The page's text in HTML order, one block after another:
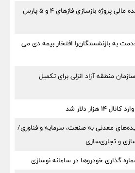
بانک تجارت، تأمین‌کننده مالی پروژه بازسازی فازهای ۴ و ۵ پارس
به بازنشستگان‌را افتخار بیمه دی می
منطقه آزاد انزلی برای تكمیل
هزار دلار شد
معدنی به صنعت، سرمایه و فناوری/
و تجاری‌سازی
گذاری خودروها در سامانه نوسازی